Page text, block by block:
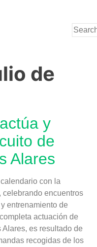
de
y
de
Alares
con la
celebrando encuentros
entrenamiento de
actuación de
es resultado de
recogidas de los